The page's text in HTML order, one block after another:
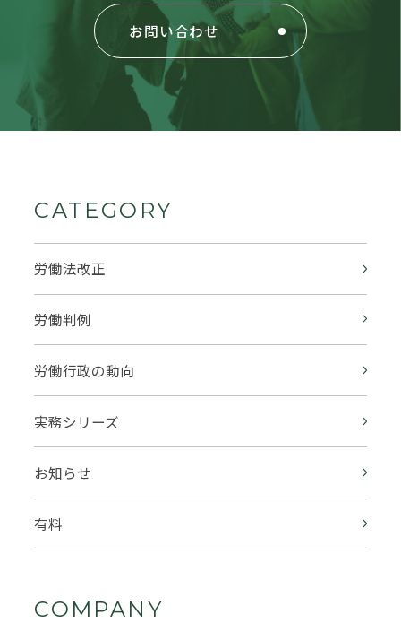
お問い合わせ
CATEGORY
労働法改正
労働判例
労働行政の動向
実務シリーズ
お知らせ
有料
COMPANY